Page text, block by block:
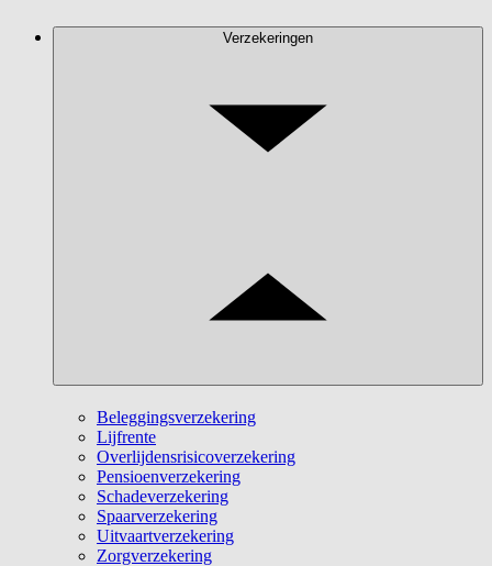
Verzekeringen
Beleggingsverzekering
Lijfrente
Overlijdensrisicoverzekering
Pensioenverzekering
Schadeverzekering
Spaarverzekering
Uitvaartverzekering
Zorgverzekering